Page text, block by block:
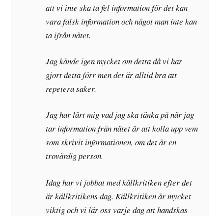
att vi inte ska ta fel information för det kan
vara falsk information och något man inte kan
ta ifrån nätet.
Jag kände igen mycket om detta då vi har
gjort detta förr men det är alltid bra att
repetera saker.
Jag har lärt mig vad jag ska tänka på när jag
tar information från nätet är att kolla upp vem
som skrivit informationen, om det är en
trovärdig person.
Idag har vi jobbat med källkritiken efter det
är källkritikens dag. Källkritiken är mycket
viktig och vi lär oss varje dag att handskas